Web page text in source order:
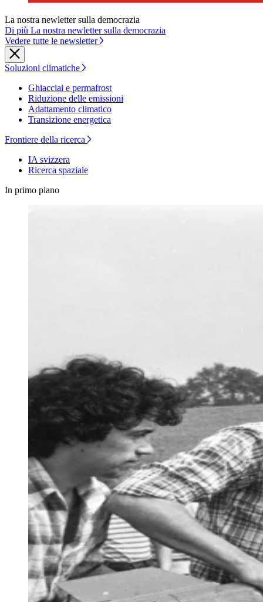
La nostra newletter sulla democrazia
Di più La nostra newletter sulla democrazia
Vedere tutte le newsletter
Soluzioni climatiche
Ghiacciai e permafrost
Riduzione delle emissioni
Adattamento climatico
Transizione energetica
Frontiere della ricerca
IA svizzera
Ricerca spaziale
In primo piano